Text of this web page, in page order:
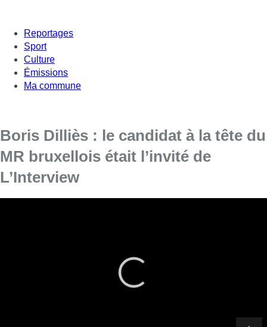
Reportages
Sport
Culture
Émissions
Ma commune
Boris Dilliès : le candidat à la tête du
MR bruxellois était l’invité de
L’Interview
Exit Reynders et après ?
Boris Dilliès est d’abord revenu sur sa candidature à la
vous porter candidat ?’ J’ai confirmé que oui. Je ne suis pas là